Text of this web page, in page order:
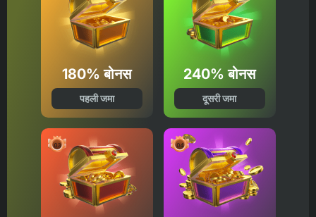
180% बोनस
पहली जमा
240% बोनस
दूसरी जमा